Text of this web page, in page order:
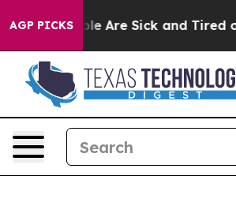
AGP PICKS
“People Are Sick and Tired of